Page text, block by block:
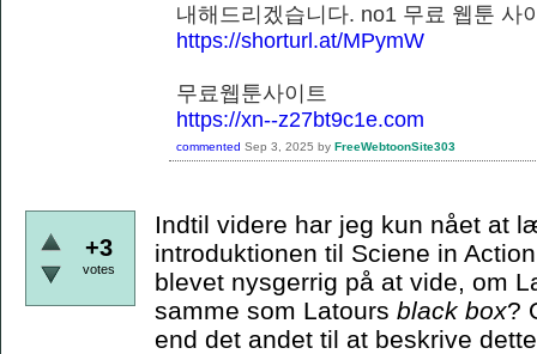
내해드리겠습니다. no1 무료 웹
https://shorturl.at/MPymW
무료웹툰사이트
https://xn--z27bt9c1e.com
commented Sep 3, 2025 by FreeWebtoonSite303
+3
votes
Indtil videre har jeg kun nået at
introduktionen til Sciene in
blevet nysgerrig på at vide, om
samme som Latours black box?
end det andet til at beskrive